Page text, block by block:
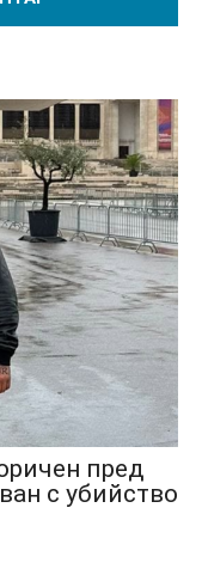
пред
с убийство